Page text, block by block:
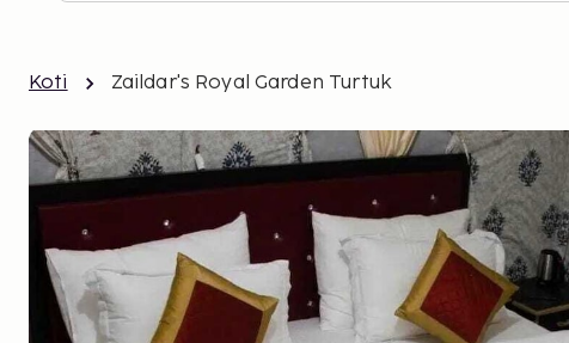
Koti Zaildar's Royal Garden Turtuk